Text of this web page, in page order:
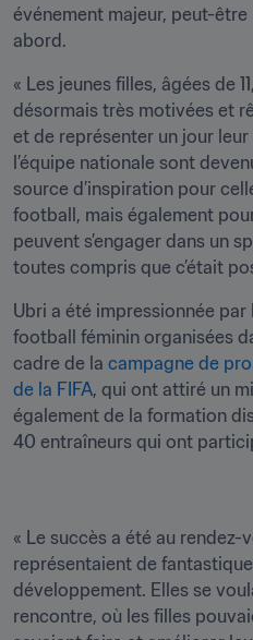
événement majeur, peut-
abord.
« Les jeunes filles, âgées de
désormais très motivées et
et de représenter un jour
l’équipe nationale sont
source d’inspiration pour
football, mais également
peuvent s’engager dans un
toutes compris que c’était
Ubri a été impressionnée
football féminin organisées
cadre de la campagne de
de la FIFA, qui ont attiré un
également de la formation
40 entraîneurs qui ont
« Le succès a été au
représentaient de
développement. Elles se
rencontre, où les filles